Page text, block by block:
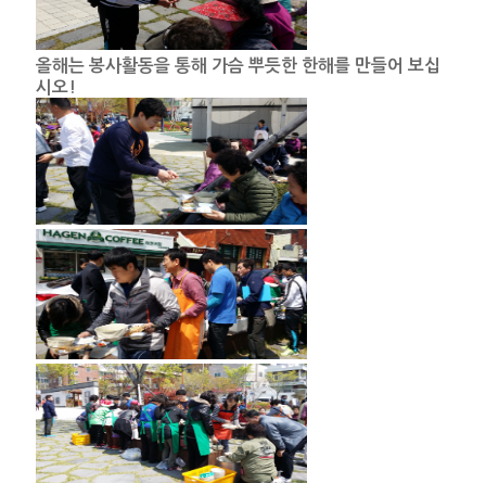
올해는 봉사활동을 통해 가슴 뿌듯한 한해를 만들어 보십
시오!